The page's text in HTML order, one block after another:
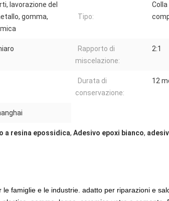
lavorazione del
gomma,
Tipo:
Rapporto di
miscelazione:
2:1
Durata di
conservazione:
12
a resina epossidica, Adesivo epoxi bianco,
le famiglie e le industrie. adatto per riparazioni e